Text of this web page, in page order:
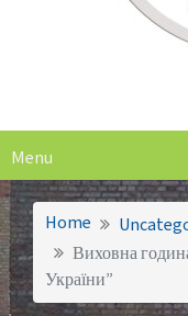
Menu
Home
Виховна
України”